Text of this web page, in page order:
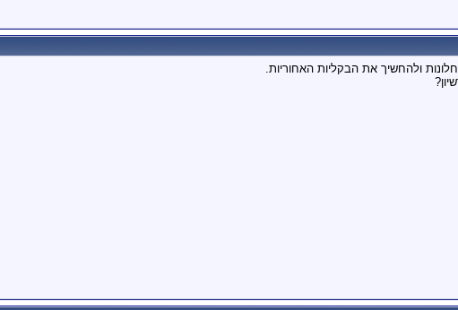
ולהחשיך את הבקליות האחוריות.